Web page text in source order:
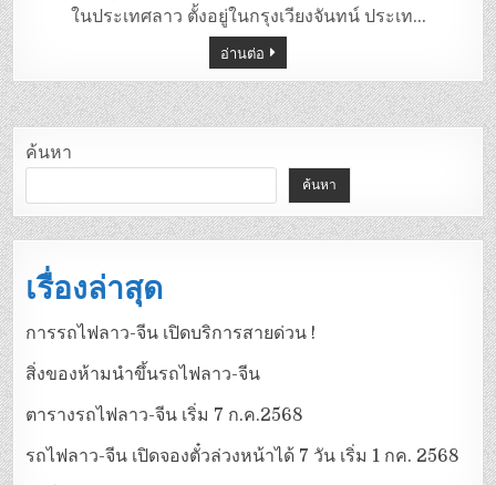
ในประเทศลาว ตั้งอยู่ในกรุงเวียงจันทน์ ประเท…
อ่านต่อ
ค้นหา
ค้นหา
เรื่องล่าสุด
การรถไฟลาว-จีน เปิดบริการสายด่วน !
สิ่งของห้ามนำขึ้นรถไฟลาว-จีน
ตารางรถไฟลาว-จีน เริ่ม 7 ก.ค.2568
รถไฟลาว-จีน เปิดจองตั๋วล่วงหน้าได้ 7 วัน เริ่ม 1 กค. 2568